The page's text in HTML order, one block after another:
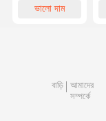
ভালো দাম
বাড়ি
আমাদের
সম্পর্কে